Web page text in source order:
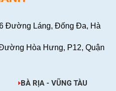
Đường Láng, Đống Đa, Hà
Hòa Hưng, P12, Quận
BÀ RỊA - VŨNG TÀU